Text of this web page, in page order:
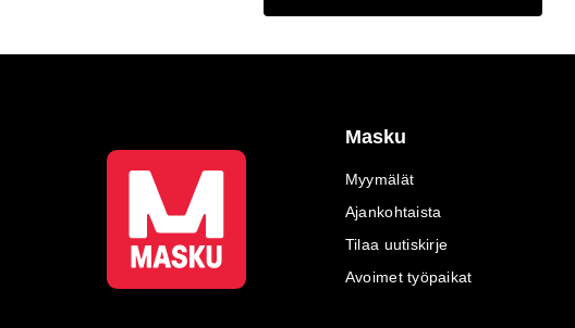
Masku
Myymälät
Ajankohtaista
Tilaa uutiskirje
Avoimet työpaikat